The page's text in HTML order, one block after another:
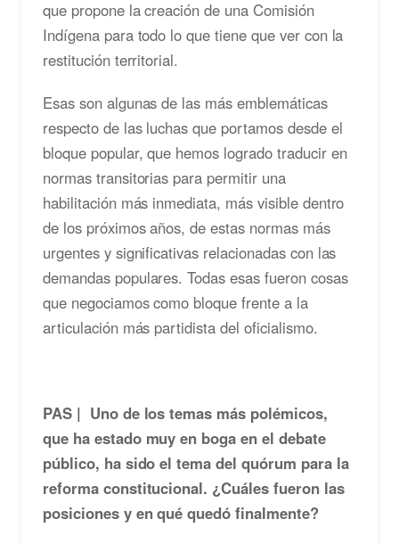
que propone la creación de una Comisión
Indígena para todo lo que tiene que ver con la
restitución territorial.
Esas son algunas de las más emblemáticas
respecto de las luchas que portamos desde el
bloque popular, que hemos logrado traducir en
normas transitorias para permitir una
habilitación más inmediata, más visible dentro
de los próximos años, de estas normas más
urgentes y significativas relacionadas con las
demandas populares. Todas esas fueron cosas
que negociamos como bloque frente a la
articulación más partidista del oficialismo.
PAS | Uno de los temas más polémicos,
que ha estado muy en boga en el debate
público, ha sido el tema del quórum para la
reforma constitucional. ¿Cuáles fueron las
posiciones y en qué quedó finalmente?